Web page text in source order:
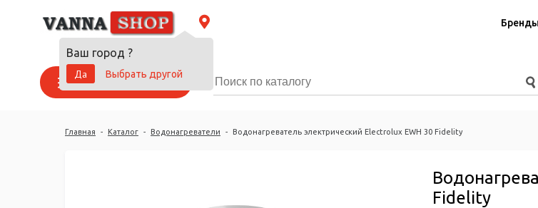
Ваш город ?
Да
Выбрать другой
Бренды
Каталог товаров
Главная - Каталог - Водонагреватели - Водонагреватель электрический Electrolux EWH 30 Fidelity
Fidelity